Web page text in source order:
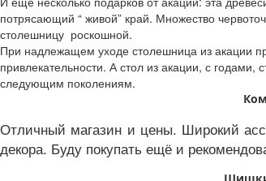
потрясающий “ живой” край. Множество
столешницу роскошной.
При надлежащем уходе столешница из акации
привлекательности. А стол из акации, с
следующим поколениям.
Отличный магазин и цены. Широкий
декора. Буду покупать ещё и